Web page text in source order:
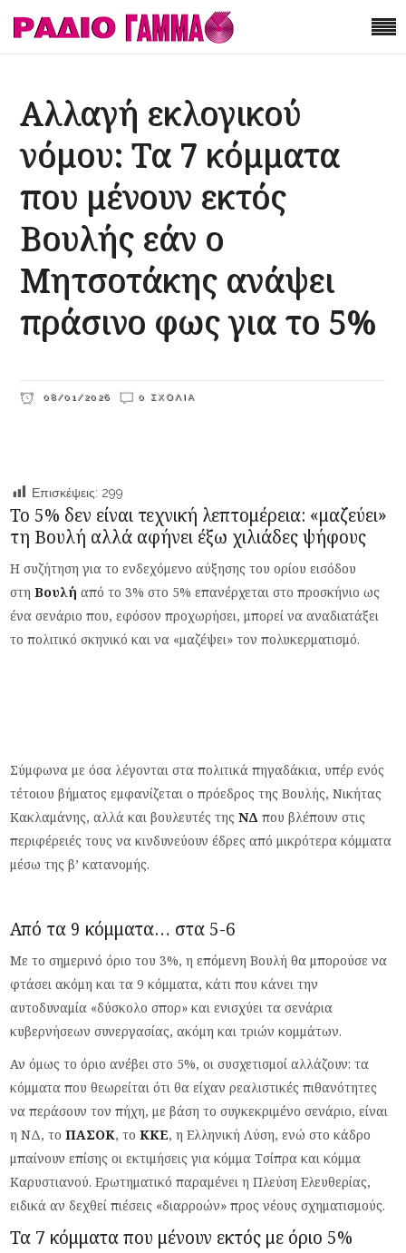
Αλλαγή εκλογικού
νόμου: Τα 7 κόμματα
που μένουν εκτός
Βουλής εάν ο
Μητσοτάκης ανάψει
πράσινο φως για το 5%
08/01/2026 0 ΣΧΌΛΙΑ
Επισκέψεις: 299
Το 5% δεν είναι τεχνική λεπτομέρεια: «μαζεύει»
τη Βουλή αλλά αφήνει έξω χιλιάδες ψήφους
Η συζήτηση για το ενδεχόμενο αύξησης του ορίου εισόδου
στηΒουλή από το 3% στο 5% επανέρχεται στο προσκήνιο ως
ένα σενάριο που, εφόσον προχωρήσει, μπορεί να αναδιατάξει
το πολιτικό σκηνικό και να «μαζέψει» τον πολυκερματισμό.
Σύμφωνα με όσα λέγονται στα πολιτικά πηγαδάκια, υπέρ ενός
τέτοιου βήματος εμφανίζεται ο πρόεδρος της Βουλής, Νικήτας
Κακλαμάνης, αλλά και βουλευτές τηςΝΔ που βλέπουν στις
περιφέρειές τους να κινδυνεύουν έδρες από μικρότερα κόμματα
μέσω της β’ κατανομής.
Από τα 9 κόμματα… στα 5-6
Με το σημερινό όριο του 3%, η επόμενη Βουλή θα μπορούσε να
φτάσει ακόμη και τα 9 κόμματα, κάτι που κάνει την
αυτοδυναμία «δύσκολο σπορ» και ενισχύει τα σενάρια
κυβερνήσεων συνεργασίας, ακόμη και τριών κομμάτων.
Αν όμως το όριο ανέβει στο 5%, οι συσχετισμοί αλλάζουν: τα
κόμματα που θεωρείται ότι θα είχαν ρεαλιστικές πιθανότητες
να περάσουν τον πήχη, με βάση το συγκεκριμένο σενάριο, είναι
η ΝΔ, τοΠΑΣΟΚ, τοΚΚΕ, η Ελληνική Λύση, ενώ στο κάδρο
μπαίνουν επίσης οι εκτιμήσεις για κόμμα Τσίπρα και κόμμα
Καρυστιανού. Ερωτηματικό παραμένει η Πλεύση Ελευθερίας,
ειδικά αν δεχθεί πιέσεις «διαρροών» προς νέους σχηματισμούς.
Τα 7 κόμματα που μένουν εκτός με όριο 5%